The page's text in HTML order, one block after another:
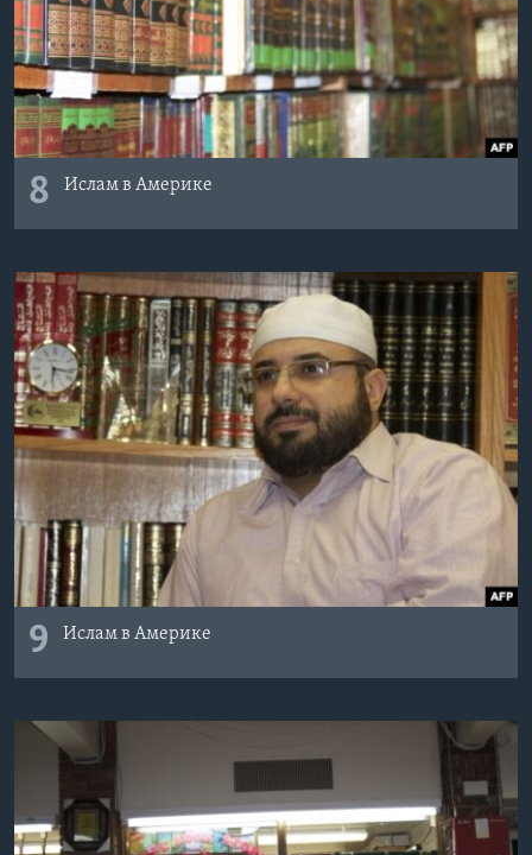
8 Ислам в Америке
9 Ислам в Америке